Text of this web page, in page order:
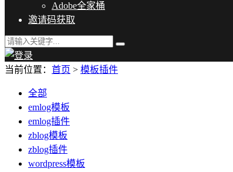
Adobe全家桶
邀请码获取
当前位置： 首页 > 模板插件
全部
emlog模板
emlog插件
zblog模板
zblog插件
wordpress模板